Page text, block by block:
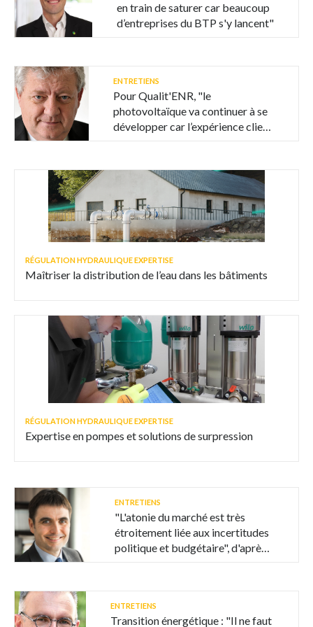
en train de saturer car beaucoup
d’entreprises du BTP s'y lancent"
ENTRETIENS
Pour Qualit'ENR, "le
photovoltaïque va continuer à se
développer car l’expérience client
RÉGULATION HYDRAULIQUE EXPERTISE
Maîtriser la distribution de l’eau dans les bâtiments
RÉGULATION HYDRAULIQUE EXPERTISE
Expertise en pompes et solutions de surpression
ENTRETIENS
"L'atonie du marché est très
étroitement liée aux incertitudes
politique et budgétaire", d'après
ENTRETIENS
Transition énergétique : "Il ne faut